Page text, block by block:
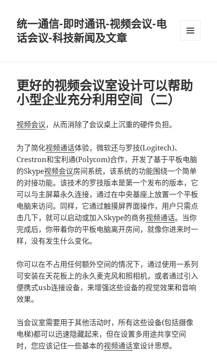
统一通信-即时通讯-视频会议-电
话会议-科技新闻及文章
更好的视频会议室设计可以帮助
小型企业充分利用空间（二）
视频会议，从而消除了会议桌上沉重的硬件负担。
为了简化视频通话体验，微软还与罗技(Logitech)、
Crestron和宝利通(Polycom)合作，开发了基于平板电脑
的Skype视频会议房间系统，该系统的功能围绕一个简单
的对接功能。该技术的罗技版本是第一个发布的版本，它
可以与主屏幕永久连接，通过在中央基座上放置一个平板
电脑来访问。同样，它通过触摸屏界面操作，用户只需点
击几下，就可以启动或加入Skype的商务视频通话。当你
完成后，你带着你的平板电脑离开房间，就像你进来时一
样，没有发生什么变化。
你可以在不占用任何额外空间的情况下，通过使用一系列
可安装在天花板上的永久麦克风和照相机，或者通过引入
便携式usb连接设备，来增强这些设备的视觉效果和音响
效果。
当会议室需要用于其他活动时，所有这些设备(包括摄像
电梯)都可以迅速隐藏起来，但在设置多用途共享空间
时，您应该记住一些基本的视频通话室设计思想。